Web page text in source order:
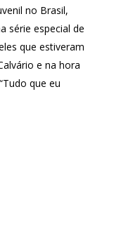
no Brasil,
série especial de
que estiveram
e na hora
que eu